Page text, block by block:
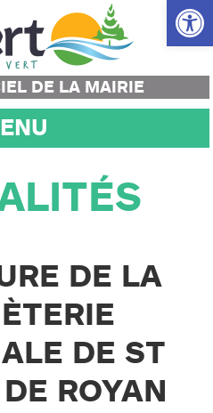
Ouvrir
DE LA MAIRIE
DE LA
DE ST
ROYAN